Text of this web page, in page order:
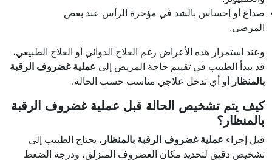
صداع أو إحساس بالشد في مؤخرة الرأس عند بعض
المرضى.
وعند استمرار هذه الأعراض رغم العلاج الدوائي أو العلاج الطبيعي،
قد يبدأ الطبيب في تقييم حاجة المريض إلى عملية غضروف الرقبة
بالمنظار
أو أي تدخل علاجي مناسب حسب الحالة.
كيف يتم تشخيص الحالة قبل عملية غضروف الرقبة
بالمنظار؟
قبل إجراء عملية غضروف الرقبة بالمنظار ، يحتاج الطبيب إلى
تشخيص دقيق لتحديد مكان الغضروف المنزلق، ودرجة الضغط